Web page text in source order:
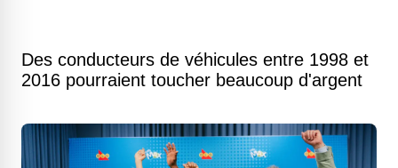
Des conducteurs de véhicules entre 1998 et
2016 pourraient toucher beaucoup d'argent